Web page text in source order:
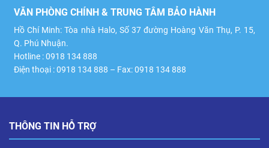
VĂN PHÒNG CHÍNH & TRUNG TÂM BẢO HÀNH
Hồ Chí Minh: Tòa nhà Halo, Số 37 đường Hoàng Văn Thụ, P. 15,
Q. Phú Nhuận.
Hotline : 0918 134 888
Điện thoại : 0918 134 888 – Fax: 0918 134 888
THÔNG TIN HỖ TRỢ